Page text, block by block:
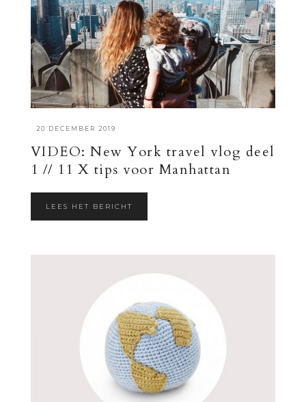
20 DECEMBER 2019
VIDEO: New York travel vlog deel
1 // 11 X tips voor Manhattan
LEES HET BERICHT